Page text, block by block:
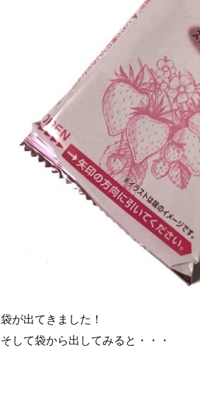
袋が出てきました！
そして袋から出してみると・・・